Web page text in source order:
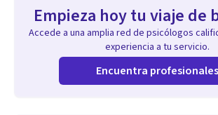
Empieza hoy tu viaje de
Accede a una amplia red de psicólogos
experiencia a tu servicio.
Encuentra profesionales